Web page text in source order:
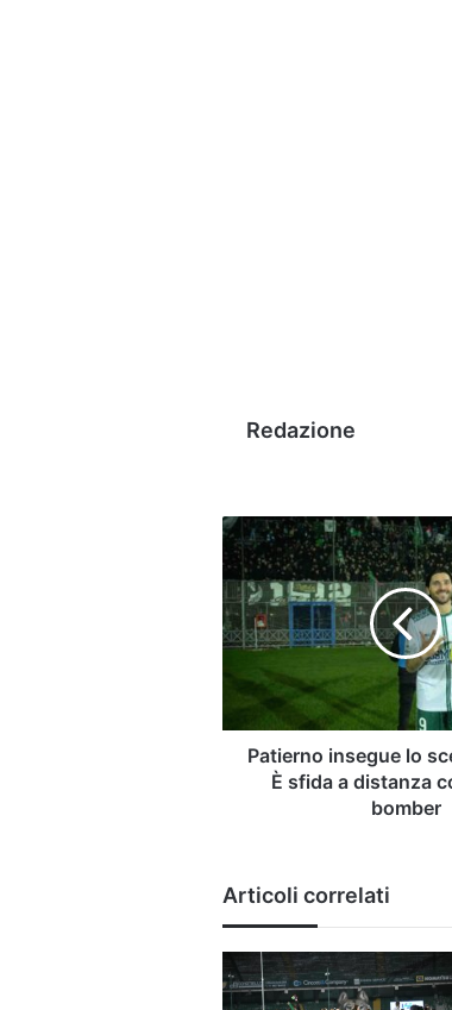
Redazione
Patierno
insegue
lo
scettro
della
C.
a
distanza
Patierno insegue lo
È sfida a distanza
bomber
Articoli correlati